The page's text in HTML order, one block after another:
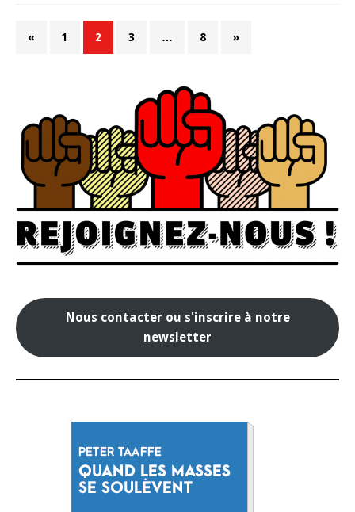
« 1 2 3 … 8 »
Nous contacter ou s'inscrire à notre
newsletter